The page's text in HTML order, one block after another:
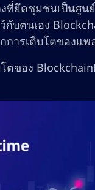
ที่ยึดชุมชนเป็นศูน
บตนเอง
การเติบโตของแ
ตของ